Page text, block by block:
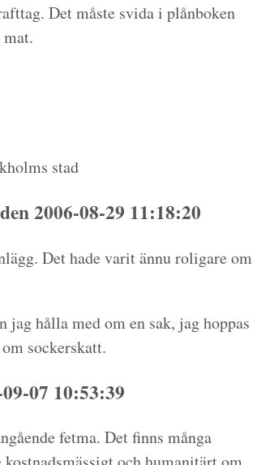
Det måste svida i plånboken
stad
2006-08-29 11:18:20
Det hade varit ännu roligare om
hålla med om en sak, jag hoppas
sockerskatt.
07 10:53:39
fetma. Det finns många